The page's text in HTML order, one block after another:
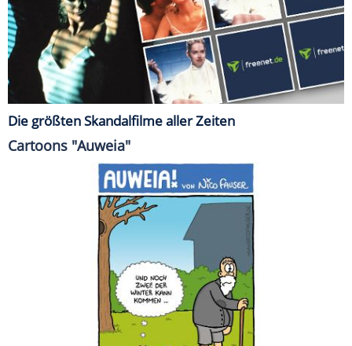
Die größten Skandalfilme aller Zeiten
Cartoons "Auweia"